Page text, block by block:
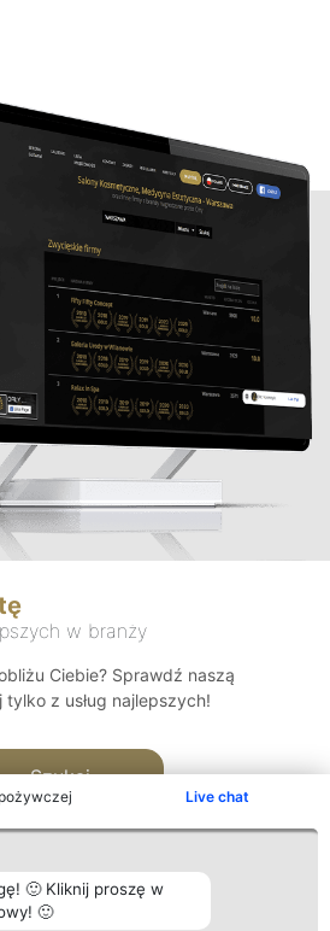
Live chat
🙂 Kliknij proszę w
🙂
w branży
Ciebie? Sprawdź naszą
z usług najlepszych!
Szukaj